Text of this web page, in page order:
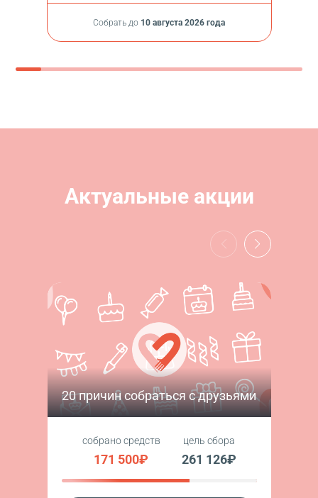
Собрать до 10 августа 2026 года
Актуальные акции
20 причин собраться с друзьями
собрано средств
171 500₽
цель сбора
261 126₽